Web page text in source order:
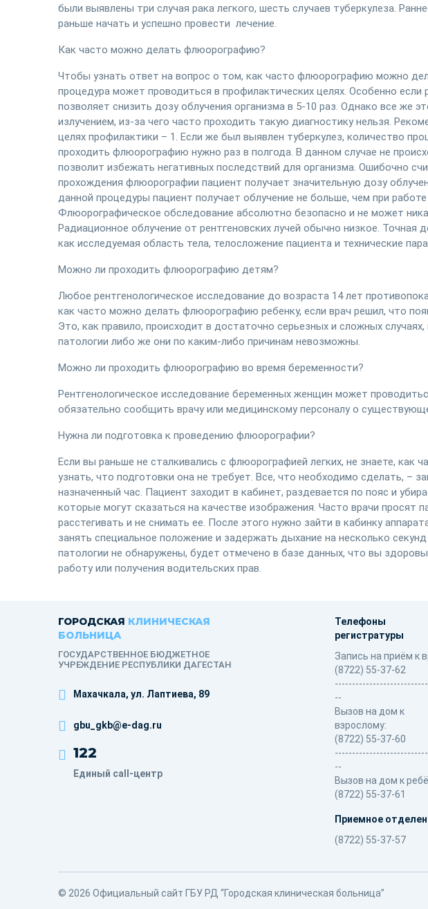
были выявлены три случая рака легкого, шесть случаев туберкулеза.
раньше начать и успешно провести лечение.
Как часто можно делать флюорографию?
Чтобы узнать ответ на вопрос о том, как часто флюорографию можно
процедура может проводиться в профилактических целях. Особенно
позволяет снизить дозу облучения организма в 5-10 раз. Однако все же
излучением, из-за чего часто проходить такую диагностику нельзя.
целях профилактики – 1. Если же был выявлен туберкулез, количество
проходить флюорографию нужно раз в полгода. В данном случае не
позволит избежать негативных последствий для организма. Ошибочно
прохождения флюорографии пациент получает значительную дозу
данной процедуры пациент получает облучение не больше, чем при
Флюорографическое обследование абсолютно безопасно и не может
Радиационное облучение от рентгеновских лучей обычно низкое. Точная
как исследуемая область тела, телосложение пациента и технические
Можно ли проходить флюорографию детям?
Любое рентгенологическое исследование до возраста 14 лет
как часто можно делать флюорографию ребенку, если врач решил, что
Это, как правило, происходит в достаточно серьезных и сложных
патологии либо же они по каким-либо причинам невозможны.
Можно ли проходить флюорографию во время беременности?
Рентгенологическое исследование беременных женщин может
обязательно сообщить врачу или медицинскому персоналу о
Нужна ли подготовка к проведению флюорографии?
Если вы раньше не сталкивались с флюорографией легких, не знаете, как
узнать, что подготовки она не требует. Все, что необходимо сделать, –
назначенный час. Пациент заходит в кабинет, раздевается по пояс и
которые могут сказаться на качестве изображения. Часто врачи просят
расстегивать и не снимать ее. После этого нужно зайти в кабинку
занять специальное положение и задержать дыхание на несколько
патологии не обнаружены, будет отмечено в базе данных, что вы
работу или получения водительских прав.
ГОРОДСКАЯ КЛИНИЧЕСКАЯ
БОЛЬНИЦА
ГОСУДАРСТВЕННОЕ БЮДЖЕТНОЕ
УЧРЕЖДЕНИЕ РЕСПУБЛИКИ ДАГЕСТАН
Махачкала, ​ул. Лаптиева, 89
gbu_gkb@e-dag.ru
122
Единый call-центр
Телефоны
регистратуры
Запись на приём к
(8722) 55-37-62
--
Вызов на дом к
взрослому:
(8722) 55-37-60
--
Вызов на дом к
(8722) 55-37-61
Приемное
(8722) 55-37-57
© 2026 Официальный сайт ГБУ РД “Городская клиническая больница”